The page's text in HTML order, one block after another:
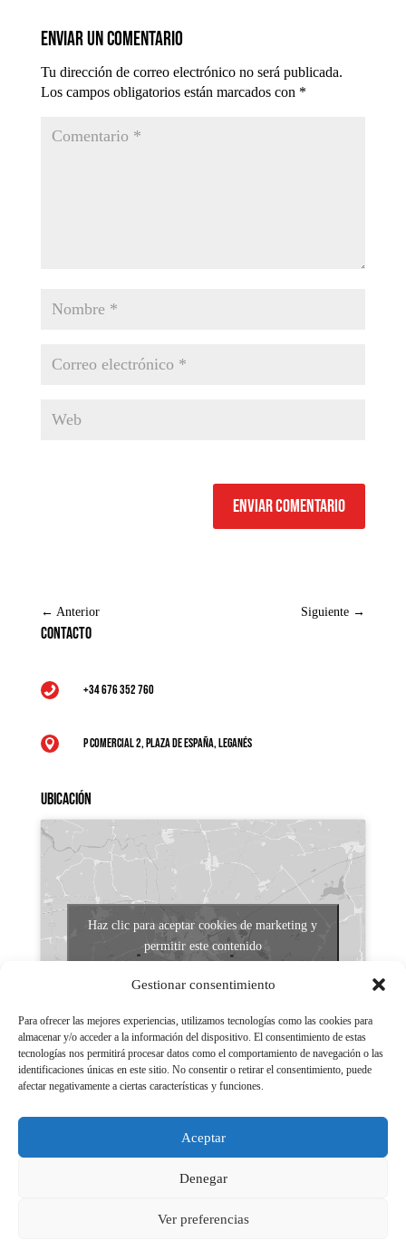
Gestionar consentimiento
Para ofrecer las mejores experiencias, utilizamos tecnologías como las cookies para
almacenar y/o acceder a la información del dispositivo. El consentimiento de estas
tecnologías nos permitirá procesar datos como el comportamiento de navegación o las
identificaciones únicas en este sitio. No consentir o retirar el consentimiento, puede
afectar negativamente a ciertas características y funciones.
Aceptar
Denegar
Ver preferencias
Enviar un comentario
Tu dirección de correo electrónico no será publicada.
Los campos obligatorios están marcados con *
Enviar comentario
← Anterior Siguiente →
Contacto
 +34 676 352 760
 P Comercial 2, Plaza de España, Leganés
Ubicación
Haz clic para aceptar cookies de marketing y
permitir este contenido
Aviso legal